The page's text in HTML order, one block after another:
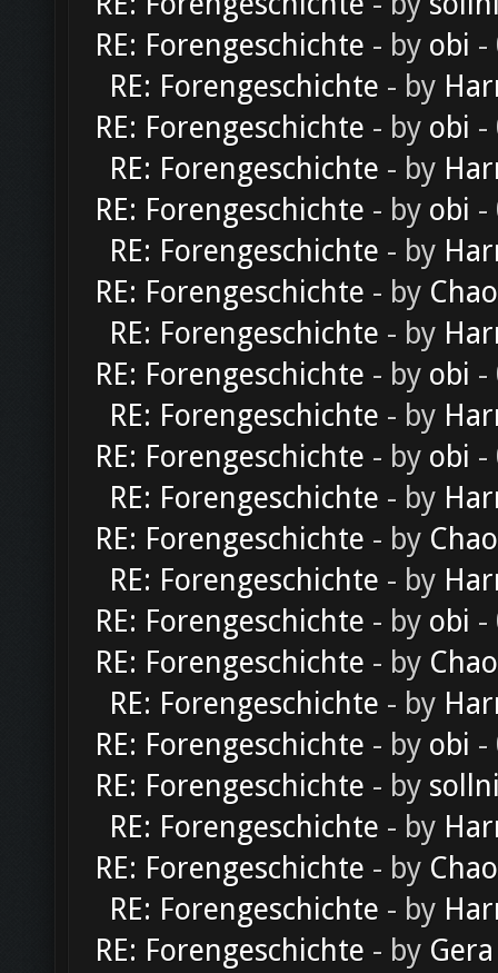
RE: Forengeschichte - by obi -
RE: Forengeschichte - by
RE: Forengeschichte - by obi -
RE: Forengeschichte - by
RE: Forengeschichte - by obi -
RE: Forengeschichte - by
RE: Forengeschichte - by
RE: Forengeschichte - by
RE: Forengeschichte - by obi -
RE: Forengeschichte - by
RE: Forengeschichte - by obi -
RE: Forengeschichte - by
RE: Forengeschichte - by
RE: Forengeschichte - by
RE: Forengeschichte - by obi -
RE: Forengeschichte - by
RE: Forengeschichte - by
RE: Forengeschichte - by obi -
RE: Forengeschichte - by
RE: Forengeschichte - by
RE: Forengeschichte - by
RE: Forengeschichte - by
RE: Forengeschichte - by Gera